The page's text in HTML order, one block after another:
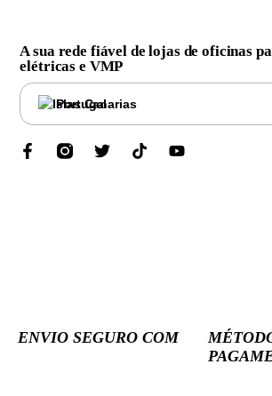
A sua rede fiável de lojas de oficinas
elétricas e VMP
Portugal
ENVIO SEGURO COM